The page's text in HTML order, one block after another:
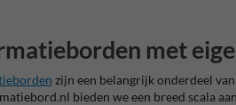
met
zijn een belangrijk onderdeel
bieden we een breed scala